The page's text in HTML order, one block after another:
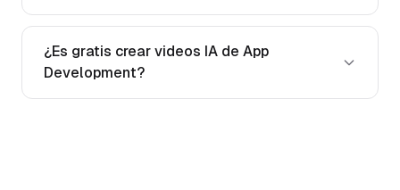
¿Es gratis crear videos IA de App
Development?